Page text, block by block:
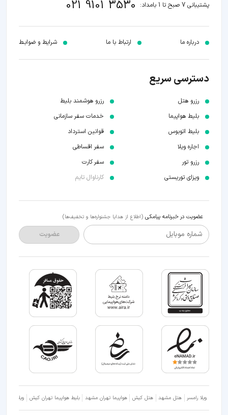
پشتیبانی 7 صبح تا 1 بامداد: 021 9101 3530
درباره ما ارتباط با ما شرایط و ضوابـط
دسترسی سریع
رزرو هتل
بلیط هواپیما
بلیط اتوبوس
اجاره ویلا
رزرو تور
ویزای توریستی
رزرو هوشمند بلیط
خدمات سفر سازمانی
قوانین استرداد
سفر اقساطی
سفر کارت
کارناوال تایم
عضویت در خبرنامه پیامکی (اطلاع از هدایا جشنواره‌ها و تخفیف‌ها)
شماره موبایل عضویت
ویلا رامسر هتل مشهد هتل کیش هواپیما تهران مشهد بلیط هواپیما تهران کیش ویلا شمال